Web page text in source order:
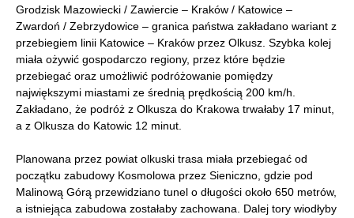
Grodzisk Mazowiecki / Zawiercie – Kraków / Katowice –
Zwardoń / Zebrzydowice – granica państwa zakładano wariant z
przebiegiem linii Katowice – Kraków przez Olkusz. Szybka kolej
miała ożywić gospodarczo regiony, przez które będzie
przebiegać oraz umożliwić podróżowanie pomiędzy
największymi miastami ze średnią prędkością 200 km/h.
Zakładano, że podróż z Olkusza do Krakowa trwałaby 17 minut,
a z Olkusza do Katowic 12 minut.
Planowana przez powiat olkuski trasa miała przebiegać od
początku zabudowy Kosmolowa przez Sieniczno, gdzie pod
Malinową Górą przewidziano tunel o długości około 650 metrów,
a istniejąca zabudowa zostałaby zachowana. Dalej tory wiodłyby